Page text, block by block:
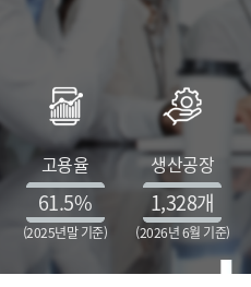
고용율
61.5%
(2025년말 기준)
생산공장
1,328개
(2026년 6월 기준)